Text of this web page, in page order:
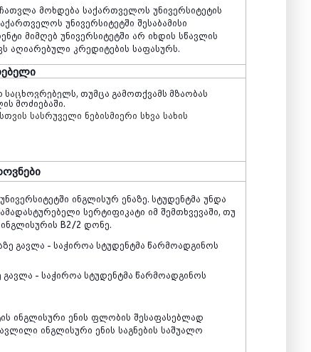
ჩათვლა მოხდება საქართველოს უნივერსიტეტის
უნივერსიტეტში შესაბამისი
მიმღებ უნივერსიტეტში არ იხდის სწავლის
აღიარებული კრედიტების საფასურს.
საცხოვრებელს, თუმცა გამოთქვამს მზაობას
მოძიებაში.
სასრუველი ნებისმიერი სხვა სახის
უნივერსიტეტში ინგლისურ ენაზე.სტუდენტმა უნდა
სერტიფიკატი იმ შემთხვევაში, თუ
ინგლისურის B2/2 დონე.
გავლა - საჭიროა სტუდენტმა წარმოადგინოს
გავლა - საჭიროა სტუდენტმა წარმოადგინოს
ინგლისური ენის ფლობის შესაფასებლად
ინგლისური ენის საგნების საშუალო